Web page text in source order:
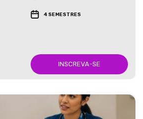
4 SEMESTRES
INSCREVA-SE